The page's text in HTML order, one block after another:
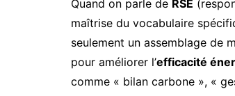
Quand on parle de RSE
maîtrise du vocabulaire
seulement un assemblage de
pour améliorer l’efficacité
comme « bilan carbone », «